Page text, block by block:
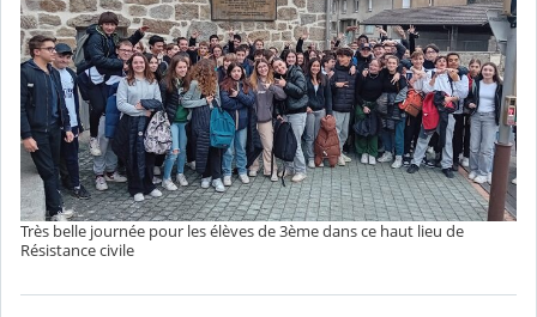
Très belle journée pour les élèves de 3ème dans ce haut lieu de
Résistance civile